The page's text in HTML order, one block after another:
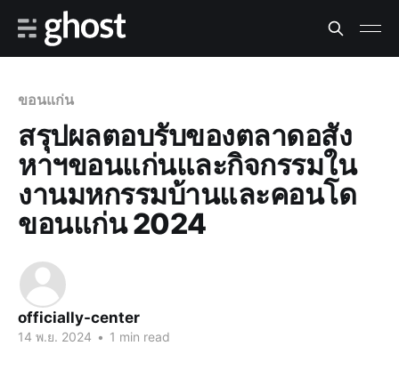
ขอนแก่น
สรุปผลตอบรับของตลาดอสัง
หาฯขอนแก่นและกิจกรรมใน
งานมหกรรมบ้านและคอนโด
ขอนแก่น 2024
officially-center
14 พ.ย. 2024 • 1 min read